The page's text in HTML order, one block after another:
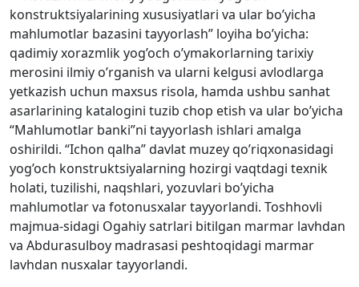
konstruktsiyalarining xususiyatlari va ular bo’yicha
mahlumotlar bazasini tayyorlash” loyiha bo’yicha:
qadimiy xorazmlik yog’och o’ymakorlarning tarixiy
merosini ilmiy o’rganish va ularni kelgusi avlodlarga
yetkazish uchun maxsus risola, hamda ushbu sanhat
asarlarining katalogini tuzib chop etish va ular bo’yicha
“Mahlumotlar banki”ni tayyorlash ishlari amalga
oshirildi. “Ichon qalha” davlat muzey qo’riqxonasidagi
yog’och konstruktsiyalarning hozirgi vaqtdagi texnik
holati, tuzilishi, naqshlari, yozuvlari bo’yicha
mahlumotlar va fotonusxalar tayyorlandi. Toshhovli
majmua-sidagi Ogahiy satrlari bitilgan marmar lavhdan
va Abdurasulboy madrasasi peshtoqidagi marmar
lavhdan nusxalar tayyorlandi.